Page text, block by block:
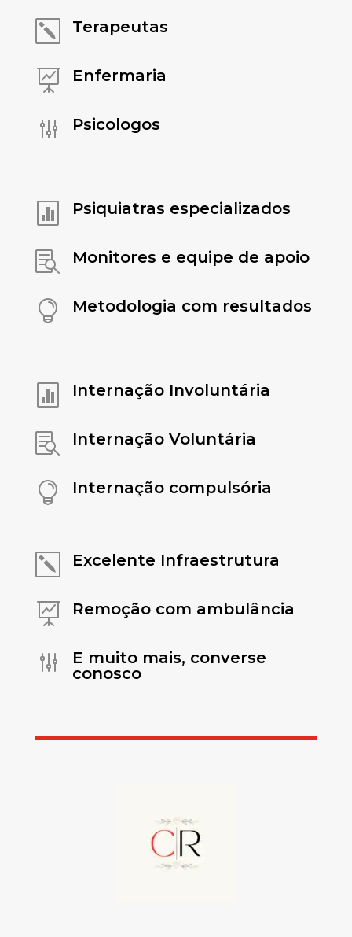
k Terapeutas
 Enfermaria
g Psicologos
 Psiquiatras especializados
 Monitores e equipe de apoio
 Metodologia com resultados
 Internação Involuntária
 Internação Voluntária
 Internação compulsória
k Excelente Infraestrutura
 Remoção com ambulância
g
E muito mais, converse
conosco